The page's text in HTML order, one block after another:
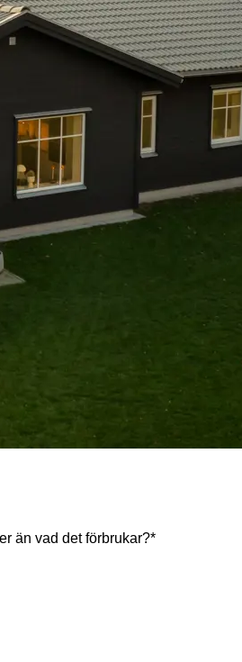
än vad det förbrukar?*